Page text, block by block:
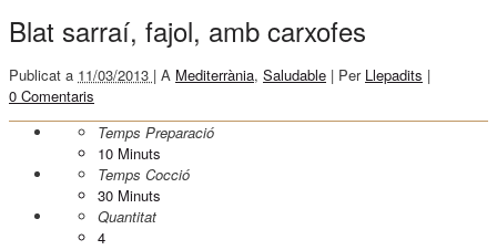
Blat sarraí, fajol, amb carxofes
Publicat a 11/03/2013 | A Mediterrània, Saludable | Per Llepadits |
0 Comentaris
Temps Preparació
10 Minuts
Temps Cocció
30 Minuts
Quantitat
4